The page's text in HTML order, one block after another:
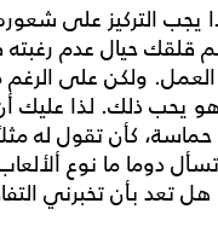
يجب التركيز على
قلقك حيال عدم
ولكن على الرغم من
يحب ذلك. لذا
كأن تقول له
دوما ما نوع ألألعاب
تعد بأن تخبرني